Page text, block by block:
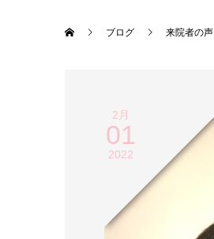
ブログ 来院者の声
2月
01
2022